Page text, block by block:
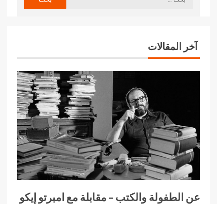
آخر المقالات
عن الطفولة والكتب – مقابلة مع امبرتو إيكو